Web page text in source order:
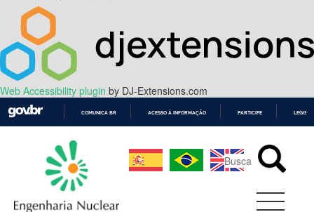
Web Accessibility plugin by DJ-Extensions.com
CONTEÚDO
COMUNICA BR ACESSO À INFORMAÇÃO PARTICIPE